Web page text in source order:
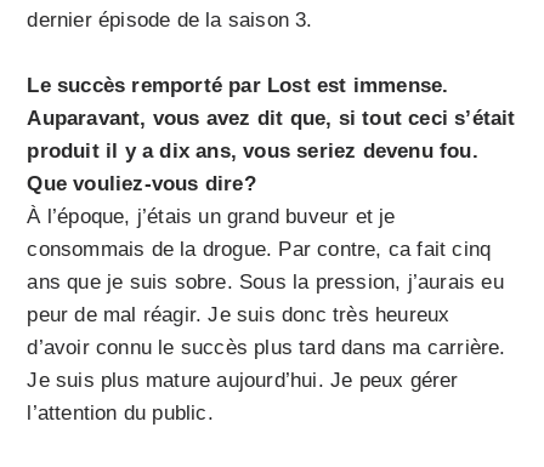
dernier épisode de la saison 3.
Le succès remporté par Lost est immense.
Auparavant, vous avez dit que, si tout ceci s’était
produit il y a dix ans, vous seriez devenu fou.
Que vouliez-vous dire?
À l’époque, j’étais un grand buveur et je
consommais de la drogue. Par contre, ca fait cinq
ans que je suis sobre. Sous la pression, j’aurais eu
peur de mal réagir. Je suis donc très heureux
d’avoir connu le succès plus tard dans ma carrière.
Je suis plus mature aujourd’hui. Je peux gérer
l’attention du public.